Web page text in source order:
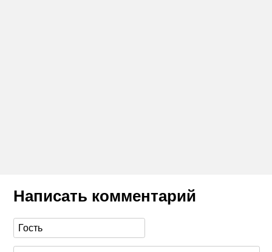
Написать комментарий